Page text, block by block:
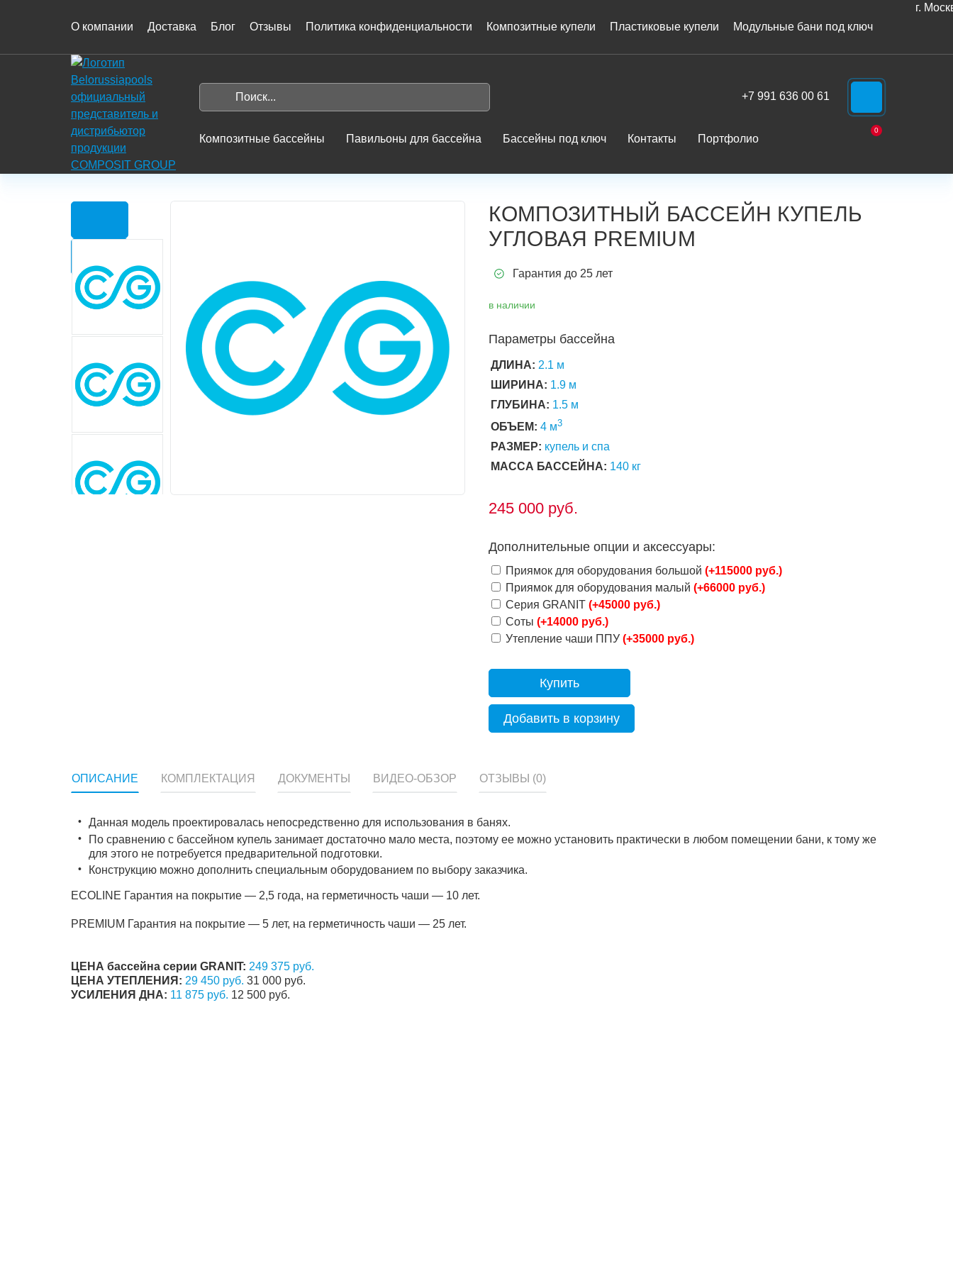
О компании Доставка Блог Отзывы Политика конфиденциальности Композитные купели Пластиковые купели Модульные бани под ключ
г.
На
главную
Поиск...Search
WhatsApp
+7 991 636 00 61
Композитные бассейны Павильоны для бассейна Бассейны под ключ Контакты Портфолио
0
Главная Композитный бассейн Купель угловая PREMIUM
КОМПОЗИТНЫЙ БАССЕЙН КУПЕЛЬ
УГЛОВАЯ PREMIUM
Гарантия до 25 лет
в наличии
Параметры бассейна
ДЛИНА: 2.1 м
ШИРИНА: 1.9 м
ГЛУБИНА: 1.5 м
ОБЪЕМ: 4 м3
РАЗМЕР: купель и спа
МАССА БАССЕЙНА: 140 кг
245 000 руб.
Дополнительные опции и аксессуары:
Приямок для оборудования большой(+115000 руб.)
Приямок для оборудования малый(+66000 руб.)
Серия GRANIT(+45000 руб.)
Соты(+14000 руб.)
Утепление чаши ППУ(+35000 руб.)
Купить
Добавить в корзину
Следующий слайд
ОПИСАНИЕ КОМПЛЕКТАЦИЯ ДОКУМЕНТЫ ВИДЕО-ОБЗОР ОТЗЫВЫ (0)
Данная модель проектировалась непосредственно для использования в банях.
По сравнению с бассейном купель занимает достаточно мало места, поэтому ее можно установить практически в любом помещении бани, к тому же
для этого не потребуется предварительной подготовки.
Конструкцию можно дополнить специальным оборудованием по выбору заказчика.
ECOLINE Гарантия на покрытие — 2,5 года, на герметичность чаши — 10 лет.
PREMIUM Гарантия на покрытие — 5 лет, на герметичность чаши — 25 лет.
ЦЕНА бассейна серии GRANIT: 249 375 руб.
ЦЕНА УТЕПЛЕНИЯ: 29 450 руб. 31 000 руб.
УСИЛЕНИЯ ДНА: 11 875 руб. 12 500 руб.